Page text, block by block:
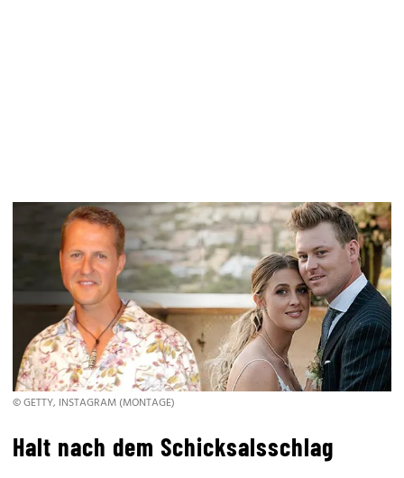
© GETTY, INSTAGRAM (MONTAGE)
Halt nach dem Schicksalsschlag